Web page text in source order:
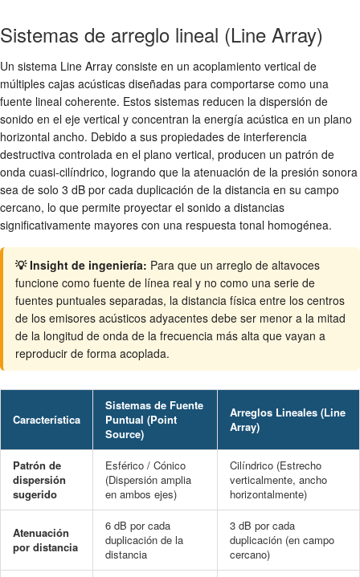
Sistemas de arreglo lineal (Line Array)
Un sistema Line Array consiste en un acoplamiento vertical de
múltiples cajas acústicas diseñadas para comportarse como una
fuente lineal coherente. Estos sistemas reducen la dispersión de
sonido en el eje vertical y concentran la energía acústica en un plano
horizontal ancho. Debido a sus propiedades de interferencia
destructiva controlada en el plano vertical, producen un patrón de
onda cuasi-cilíndrico, logrando que la atenuación de la presión sonora
sea de solo 3 dB por cada duplicación de la distancia en su campo
cercano, lo que permite proyectar el sonido a distancias
significativamente mayores con una respuesta tonal homogénea.
💡 Insight de ingeniería: Para que un arreglo de altavoces
funcione como fuente de línea real y no como una serie de
fuentes puntuales separadas, la distancia física entre los centros
de los emisores acústicos adyacentes debe ser menor a la mitad
de la longitud de onda de la frecuencia más alta que vayan a
reproducir de forma acoplada.
Característica
Sistemas de Fuente
Puntual (Point
Source)
Arreglos Lineales (Line
Array)
Patrón de
dispersión
sugerido
Esférico / Cónico
(Dispersión amplia
en ambos ejes)
Cilíndrico (Estrecho
verticalmente, ancho
horizontalmente)
Atenuación
por distancia
6 dB por cada
duplicación de la
distancia
3 dB por cada
duplicación (en campo
cercano)